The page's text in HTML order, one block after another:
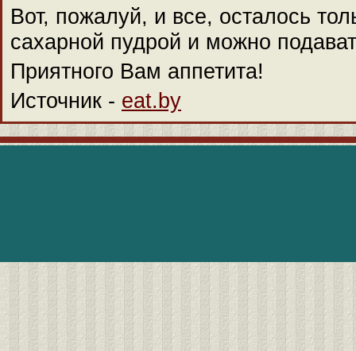
Вот, пожалуй, и все, осталось
сахарной пудрой и можно
Приятного Вам аппетита!
Источник - eat.by